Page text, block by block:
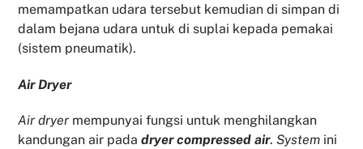
memampatkan udara tersebut kemudian di simpan di
dalam bejana udara untuk di suplai kepada pemakai
(sistem pneumatik).
Air Dryer
Air dryer mempunyai fungsi untuk menghilangkan
kandungan air padadryer compressed air.System ini